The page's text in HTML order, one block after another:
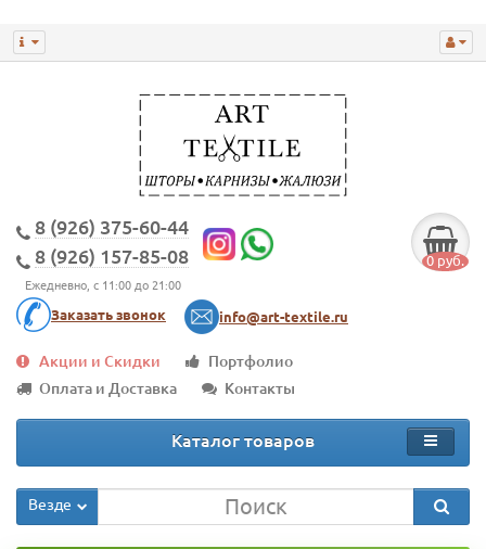
8 (926) 375-60-44
8 (926) 157-85-08
Ежедневно, с 11:00 до 21:00
Заказать звонок info@art-textile.ru
0 руб.
Акции и Скидки
Портфолио
Оплата и Доставка
Контакты
Каталог товаров
Везде